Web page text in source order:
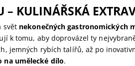
– KULINÁŘSKÁ
svět nekonečných gastronomických
k tomu, aby doprovázel ty
jemných rybích talířů, až po
na umělecké dílo.